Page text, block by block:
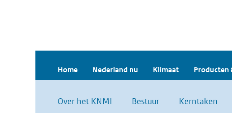
Home Nederland nu Klimaat Producten
Over het KNMI Bestuur Kerntaken